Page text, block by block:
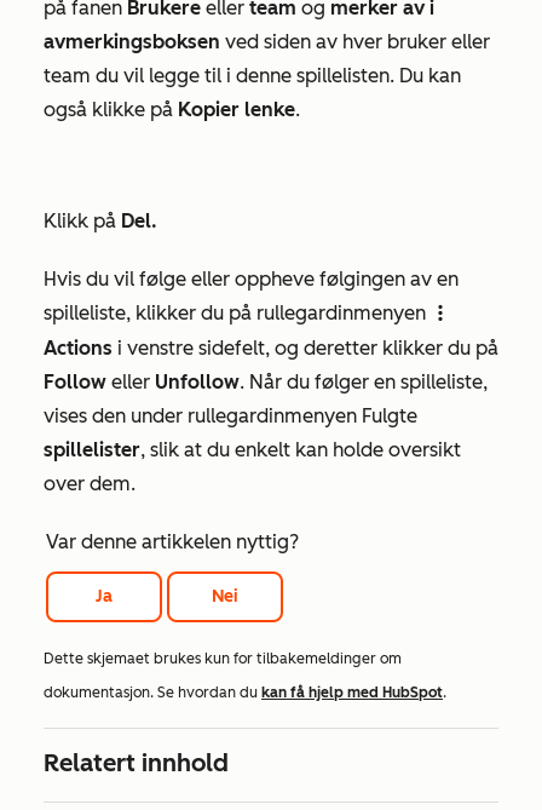
på fanen Brukere eller team og merker av i
avmerkingsboksen ved siden av hver bruker eller
team du vil legge til i denne spillelisten. Du kan
også klikke på Kopier lenke.
Klikk på Del.
Hvis du vil følge eller oppheve følgingen av en
spilleliste, klikker du på rullegardinmenyen
verticalMenu
Actions i venstre sidefelt, og deretter klikker du på
Follow eller Unfollow. Når du følger en spilleliste,
vises den under rullegardinmenyen Fulgte
spillelister, slik at du enkelt kan holde oversikt
over dem.
Var denne artikkelen nyttig?
Ja Nei
Dette skjemaet brukes kun for tilbakemeldinger om
dokumentasjon. Se hvordan du kan få hjelp med HubSpot.
Relatert innhold